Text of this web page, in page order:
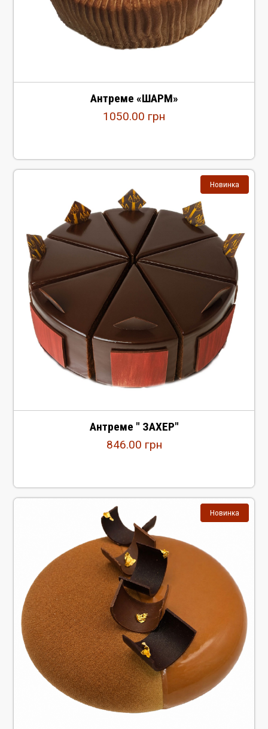
Антреме «ШАРМ»
1050.00 грн
Новинка
Антреме " ЗАХЕР"
846.00 грн
Новинка